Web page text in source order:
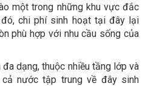
một trong những khu vực đắc
chi phí sinh hoạt tại đây lại
phù hợp với nhu cầu sống của
dạng, thuộc nhiều tầng lớp và
nước tập trung về đây sinh